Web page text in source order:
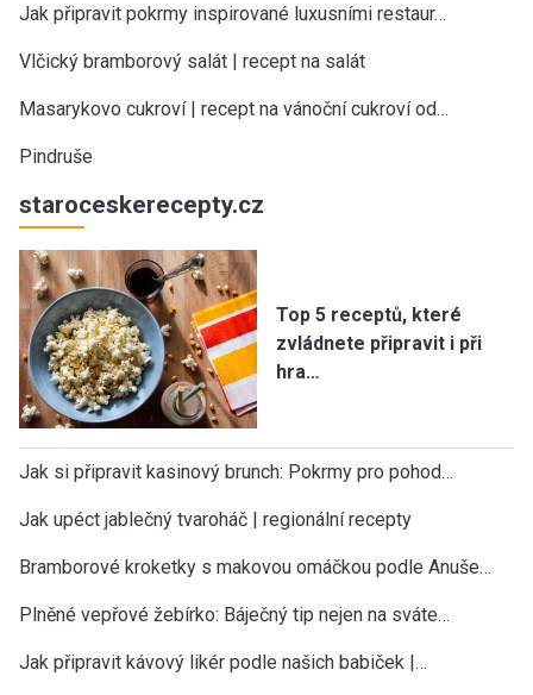
Jak připravit pokrmy inspirované luxusními restaur…
Vlčický bramborový salát | recept na salát
Masarykovo cukroví | recept na vánoční cukroví od…
Pindruše
staroceskerecepty.cz
Top 5 receptů, které
zvládnete připravit i při
hra…
Jak si připravit kasinový brunch: Pokrmy pro pohod…
Jak upéct jablečný tvaroháč | regionální recepty
Bramborové kroketky s makovou omáčkou podle Anuše…
Plněné vepřové žebírko: Báječný tip nejen na sváte…
Jak připravit kávový likér podle našich babiček |…